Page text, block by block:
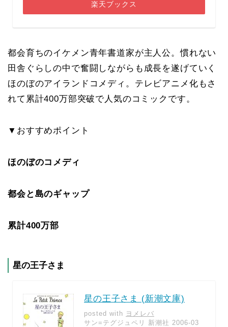
楽天ブックス
都会育ちのイケメン青年書道家が主人公。慣れない
田舎ぐらしの中で奮闘しながらも成長を遂げていく
ほのぼのアイランドコメディ。テレビアニメ化もさ
れて累計400万部突破で人気のコミックです。
▼おすすめポイント
ほのぼのコメディ
都会と島のギャップ
累計400万部
星の王子さま
星の王子さま (新潮文庫)
posted with ヨメレバ
サン=テグジュペリ 新潮社 2006-03